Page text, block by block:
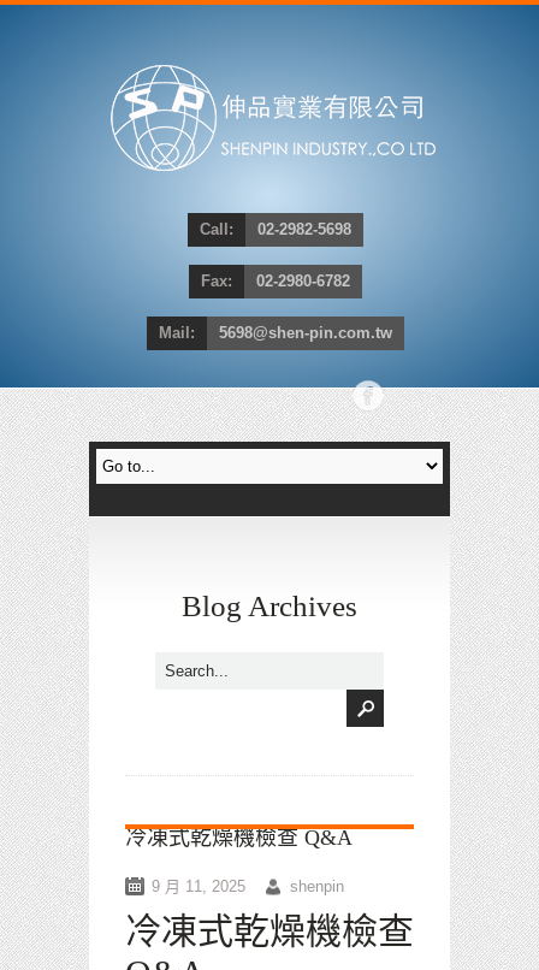
Call: 02-2982-5698
Fax: 02-2980-6782
Mail: 5698@shen-pin.com.tw
Blog Archives
冷凍式乾燥機檢查 Q&A
9 月 11, 2025 shenpin
冷凍式乾燥機檢查